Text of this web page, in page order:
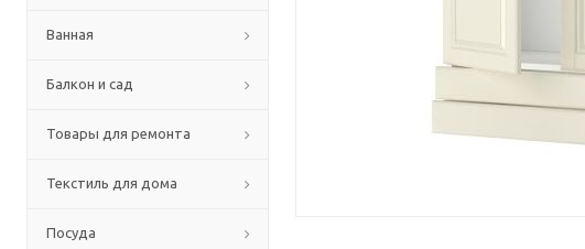
Ванная
Балкон и сад
Товары для ремонта
Текстиль для дома
Посуда